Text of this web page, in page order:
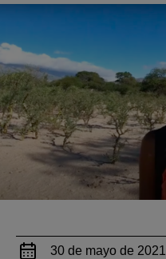
30 de mayo de 2021